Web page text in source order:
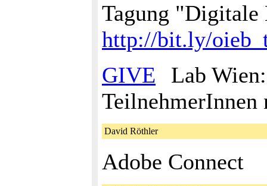
Tagung
http://bit.ly/
GIVE
Lab
TeilnehmerInnen
David Röthler
Adobe Connect